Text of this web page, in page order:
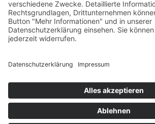
352 Seiten, 12,5 x 20,5 cm
15,– €
mehr Infos …
AGB
Sitemap